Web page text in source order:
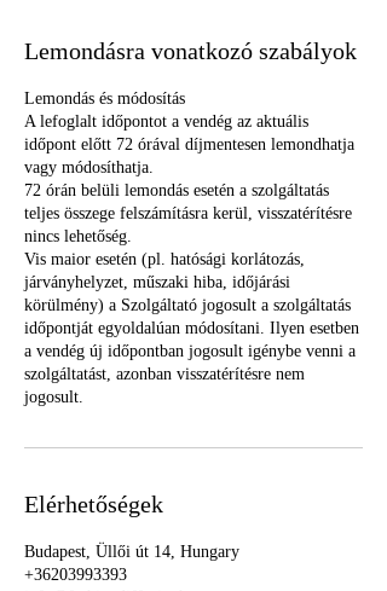
Lemondásra vonatkozó szabályok
Lemondás és módosítás
A lefoglalt időpontot a vendég az aktuális
időpont előtt 72 órával díjmentesen lemondhatja
vagy módosíthatja.
72 órán belüli lemondás esetén a szolgáltatás
teljes összege felszámításra kerül, visszatérítésre
nincs lehetőség.
Vis maior esetén (pl. hatósági korlátozás,
járványhelyzet, műszaki hiba, időjárási
körülmény) a Szolgáltató jogosult a szolgáltatás
időpontját egyoldalúan módosítani. Ilyen esetben
a vendég új időpontban jogosult igénybe venni a
szolgáltatást, azonban visszatérítésre nem
jogosult.
Elérhetőségek
Budapest, Üllői út 14, Hungary
+36203993393